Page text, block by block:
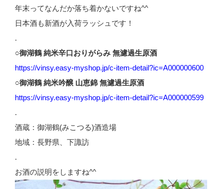
年末ってなんだか落ち着かないですね^^
日本酒も新酒が入荷ラッシュです！
.
○御湖鶴 純米辛口おりがらみ 無濾過生原酒
https://vinsy.easy-myshop.jp/c-item-detail?ic=A000000600
○御湖鶴 純米吟醸 山恵錦 無濾過生原酒
https://vinsy.easy-myshop.jp/c-item-detail?ic=A000000599
.
酒蔵：御湖鶴(みこつる)酒造場
地域：長野県、下諏訪
.
お酒の説明をしますね^^